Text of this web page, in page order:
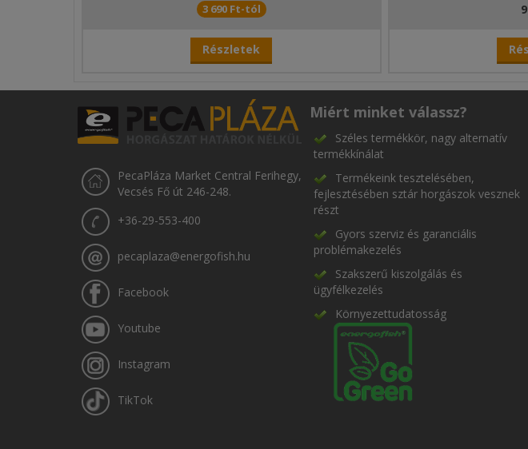
3 690 Ft-tól
Részletek
PecaPláza Market Central Ferihegy,
Vecsés Fő út 246-248.
+36-29-553-400
pecaplaza@energofish.hu
Facebook
Youtube
Instagram
TikTok
Miért minket válassz?
Széles termékkör, nagy alternatív
termékkínálat
Termékeink tesztelésében,
fejlesztésében sztár horgászok vesznek
részt
Gyors szerviz és garanciális
problémakezelés
Szakszerű kiszolgálás és
ügyfélkezelés
Környezettudatosság